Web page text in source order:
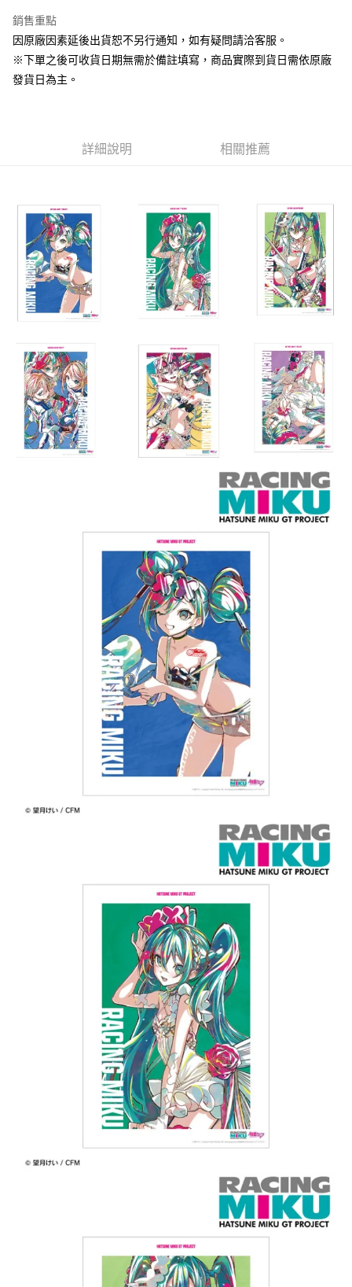
2.付款方式選擇「大哥付你分期」，訂單成立後會自動跳轉到大哥付的交易
流程，驗證手機門號後，選擇欲分期的期數、繳款截止日，確認付款後即完
成交易。
3.實際核准額度、可分期數及費用金額請依後續交易確認頁面所載為準。
4.訂單成立30分鐘內，如未前往確認交易或遇審核未通過，訂單將自動取
1.本服務係由「台灣大哥大股份有限公司」（以下簡稱本公司）所提供，讓
用戶於交易時，得透過本服務購買商品或服務，並由商店將買賣／分期付款
買賣價金債權讓與本公司後，依約使用本公司帳單繳交帳款。
2.基於同意付款使用「大哥付你分期」之契約關係目的，商店將以您的個人
資料（包含姓名、電話或地址）提供予台灣大哥大進項蒐集、處理及利用，
由本公司與您本人進行分期帳單所需資料之確認、核對及更正。
3.完整用戶服務條款，請詳閱以下連結：https://oppay.tw/userRule
運送方式
預購-宅配(舊)
每筆NT$160，滿NT$3,000(含以上)免運費
銷售重點
因原廠因素延後出貨恕不另行通知，如有疑問請洽客服。
※下單之後可收貨日期無需於備註填寫，商品實際到貨日需依原廠
發貨日為主。
詳細說明 相關推薦